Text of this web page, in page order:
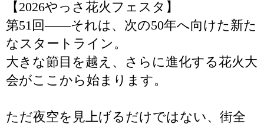
【2026やっさ花火フェスタ】
第51回――それは、次の50年へ向けた新た
なスタートライン。
大きな節目を越え、さらに進化する花火大
会がここから始まります。
ただ夜空を見上げるだけではない、街全